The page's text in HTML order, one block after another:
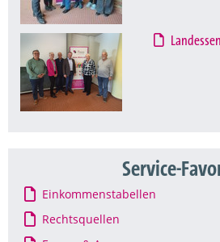
Service-
Einkommenstabellen
Rechtsquellen